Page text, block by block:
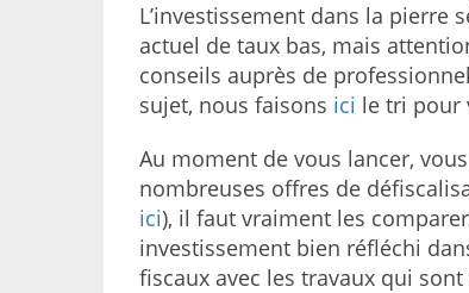
L’investissement dans la pierre
actuel de taux bas, mais
conseils auprès de
sujet, nous faisons ici le tri pour
Au moment de vous lancer,
nombreuses offres de
ici), il faut vraiment les
investissement bien réfléchi
fiscaux avec les travaux qui